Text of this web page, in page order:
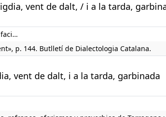
vent de dalt, / i a la tarda,
p. 144. Butlletí de Dialectologia Catalana.
vent de dalt, i a la tarda, garbinada